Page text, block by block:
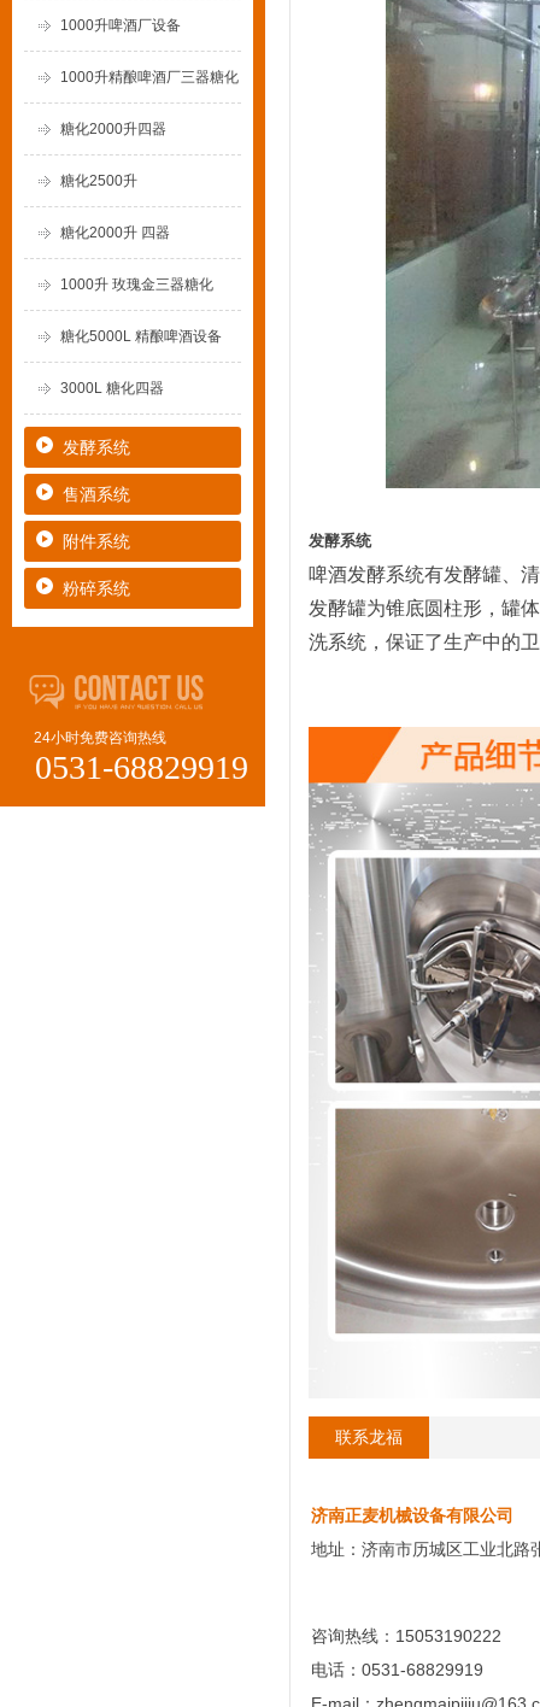
1000升啤酒厂设备
1000升精酿啤酒厂三器糖化
糖化2000升四器
糖化2500升
糖化2000升 四器
1000升 玫瑰金三器糖化
糖化5000L 精酿啤酒设备
3000L 糖化四器
发酵系统
售酒系统
附件系统
粉碎系统
24小时免费咨询热线
0531-68829919
发酵系统
啤酒发酵系统有发酵罐、
发酵罐为锥底圆柱形，罐
洗系统，保证了生产中的
联系龙福
济南正麦机械设备有限公司
地址：济南市历城区工业北路
咨询热线：15053190222
电话：0531-68829919
E-mail：